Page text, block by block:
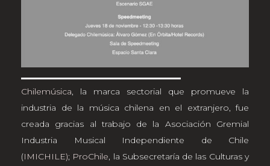
Chilemúsica , la marca sectorial que promueve la
industria de la música chilena en el extranjero, fue
creada gracias al trabajo de la Asociación Gremial
Industria Musical Independiente de Chile
(IMICHILE); ProChile , la Subsecretaría de las Culturas y